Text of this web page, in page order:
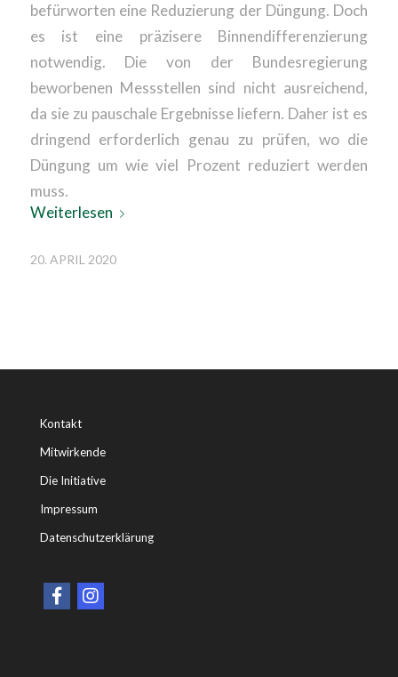
befürworten eine Reduzierung der Düngung. Doch
es ist eine präzisere Binnendifferenzierung
notwendig. Die von der Bundesregierung
beworbenen Messstellen sind nicht ausreichend,
da sie zu pauschale Ergebnisse liefern. Daher ist es
dringend erforderlich genau zu prüfen, wo die
Düngung um wie viel Prozent reduziert werden
muss.
Weiterlesen
20. APRIL 2020
Kontakt
Mitwirkende
Die Initiative
Impressum
Datenschutzerklärung